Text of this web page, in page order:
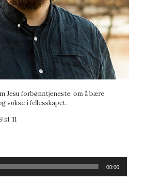
Jesu forbønntjeneste, om å bære
vokse i fellesskapet.
kl. 11
00:00